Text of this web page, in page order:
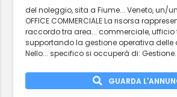
del noleggio, sita a Fiume... Veneto, un/
OFFICE COMMERCIALE La risorsa
raccordo tra area... commerciale, ufficio
supportando la gestione operativa delle
Nello... specifico si occuperà di:
GUARDA